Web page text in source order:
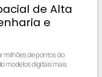
de Alta
e
milhões de pontos do
modelos digitais mais